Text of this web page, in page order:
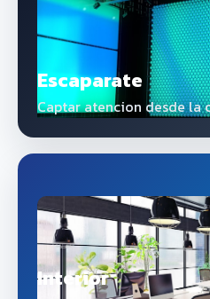
Escaparate
Captar atencion desde
Interior